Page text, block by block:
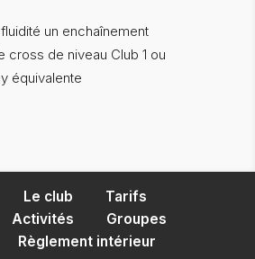
un enchaînement
cross de niveau Club 1 ou
équivalente
Le club
Tarifs
Activités
Groupes
Règlement intérieur